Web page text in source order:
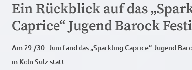
Ein Rückblick auf das
Caprice“ Jugend Barock
Am 29./30. Juni fand das „Sparkling Caprice“ Jugend
in Köln Sülz statt.